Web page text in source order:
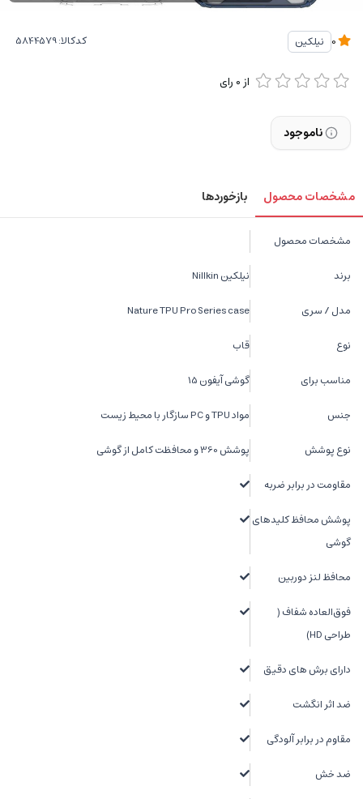
نیلکین کدکالا:
از 0 رای
ناموجود
مشخصات محصول بازخوردها
مشخصات محصول
برند نیلکین Nillkin
مدل / سری Nature TPU Pro Series case
نوع قاب
مناسب برای گوشی آیفون 15
جنس مواد TPU و PC سازگار با محیط زیست
نوع پوشش پوشش 360 و محافظت کامل از گوشی
مقاومت در برابر ضربه
پوشش محافظ کلیدهای
گوشی
محافظ لنز دوربین
فوق‌العاده شفاف (
طراحی HD)
دارای برش های دقیق
ضد اثر انگشت
مقاوم در برابر آلودگی
ضد خش